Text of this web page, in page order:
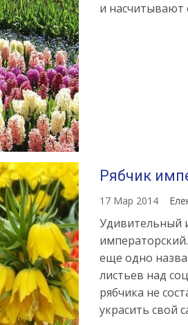
и насчитывают
Рябчик
17 Мар 2014
Удивительный
еще одно
листьев над
рябчика не
украсить свой